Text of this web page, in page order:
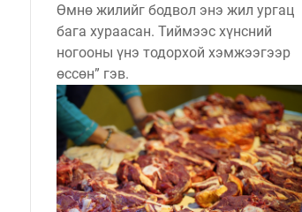
Өмнө жилийг бодвол энэ жил ургац
бага хураасан. Тиймээс хүнсний
ногооны үнэ тодорхой хэмжээгээр
өссөн” гэв.